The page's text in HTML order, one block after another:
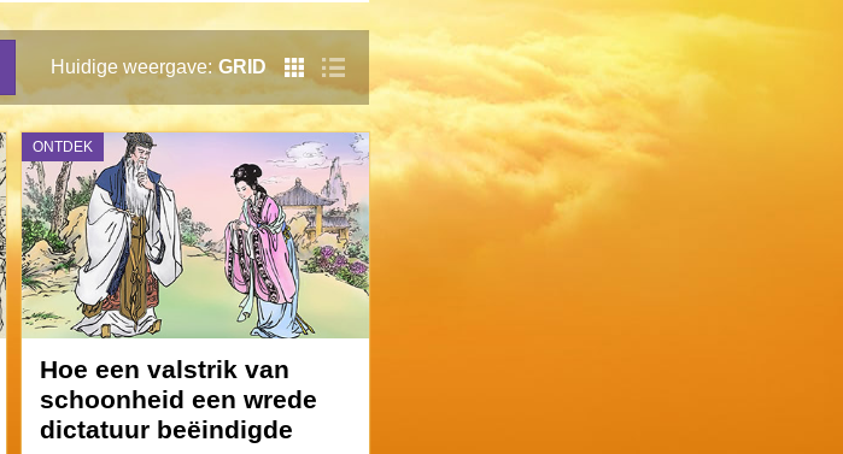
Huidige weergave: GRID
ONTDEK
Hoe een valstrik van
schoonheid een wrede
dictatuur beëindigde